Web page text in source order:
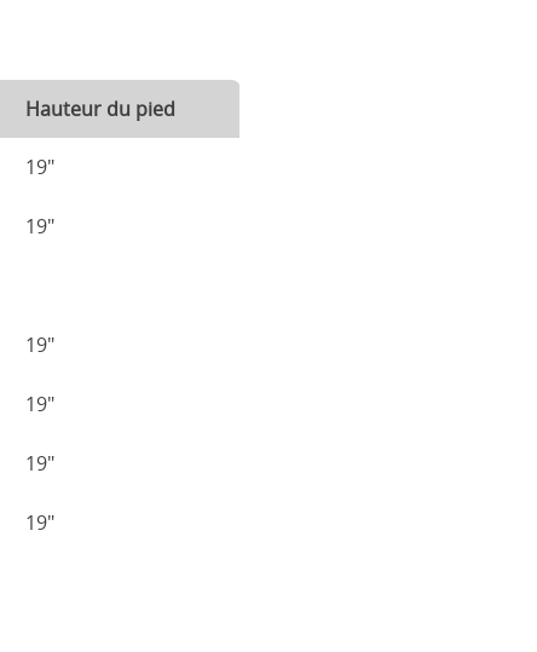
Hauteur du pied
19"
19"
19"
19"
19"
19"